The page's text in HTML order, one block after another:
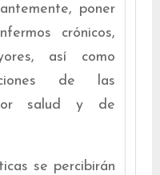
poner
crónicos,
así como
de las
salud y de
se percibirán